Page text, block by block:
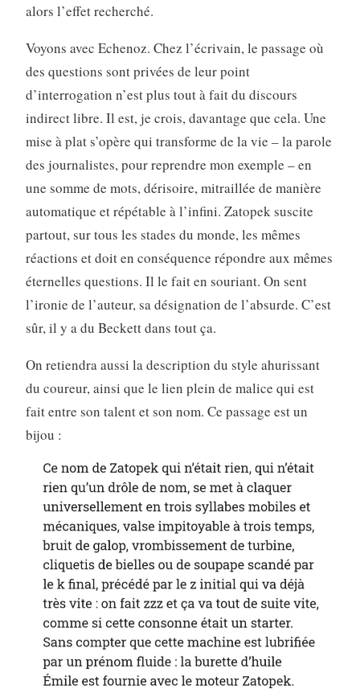
alors l’effet recherché.
Voyons avec Echenoz. Chez l’écrivain, le passage où
des questions sont privées de leur point
d’interrogation n’est plus tout à fait du discours
indirect libre. Il est, je crois, davantage que cela. Une
mise à plat s’opère qui transforme de la vie – la parole
des journalistes, pour reprendre mon exemple – en
une somme de mots, dérisoire, mitraillée de manière
automatique et répétable à l’infini. Zatopek suscite
partout, sur tous les stades du monde, les mêmes
réactions et doit en conséquence répondre aux mêmes
éternelles questions. Il le fait en souriant. On sent
l’ironie de l’auteur, sa désignation de l’absurde. C’est
sûr, il y a du Beckett dans tout ça.
On retiendra aussi la description du style ahurissant
du coureur, ainsi que le lien plein de malice qui est
fait entre son talent et son nom. Ce passage est un
bijou :